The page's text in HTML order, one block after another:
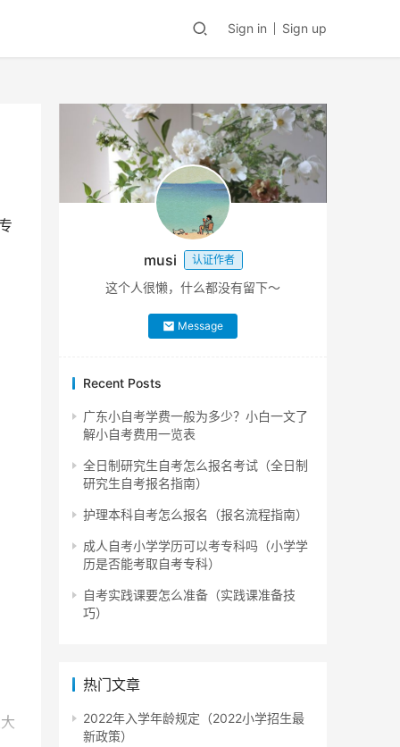
Sign in Sign up
musi 认证作者
这个人很懒，什么都没有留下～
Message
Recent Posts
广东小自考学费一般为多少？小白一文了
解小自考费用一览表
全日制研究生自考怎么报名考试（全日制
研究生自考报名指南）
护理本科自考怎么报名（报名流程指南）
成人自考小学学历可以考专科吗（小学学
历是否能考取自考专科）
自考实践课要怎么准备（实践课准备技
巧）
热门文章
2022年入学年龄规定（2022小学招生最
新政策）